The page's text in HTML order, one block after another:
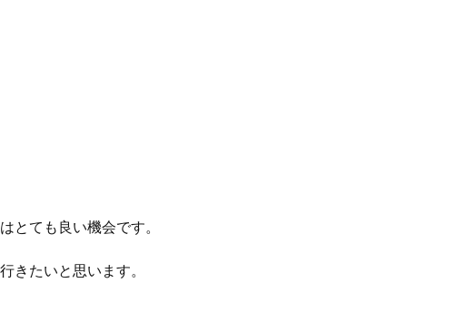
とても良い機会です。
きたいと思います。